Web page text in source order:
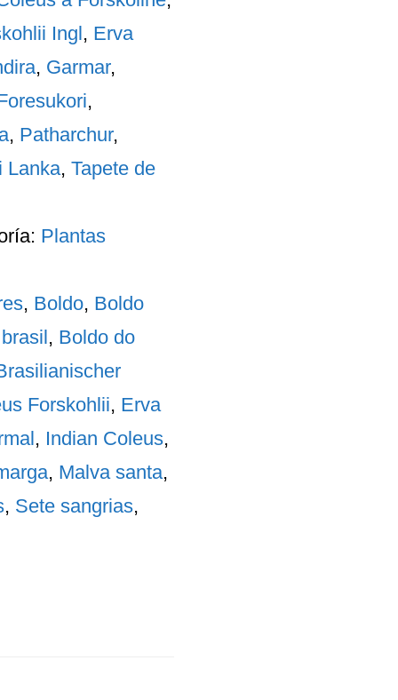
Ingl, Erva
, Garmar,
,
, Patharchur,
Lanka, Tapete de
Plantas
, Boldo, Boldo
, Boldo do
Forskohlii, Erva
, Indian Coleus,
, Malva santa,
, Sete sangrias,